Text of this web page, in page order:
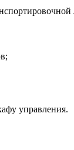
управления.